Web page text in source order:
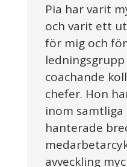
Pia har varit
och varit ett
för mig och
coachande
chefer. Hon
inom samtliga
hanterade
avveckling